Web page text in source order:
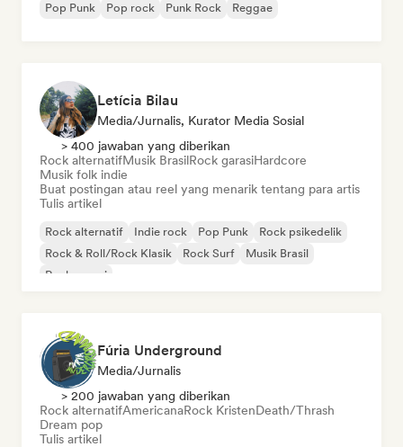
Pop Punk
Pop rock Punk Rock Reggae
Letícia Bilau
Media/Jurnalis, Kurator Media Sosial
> 400 jawaban yang diberikan
Rock alternatifMusik BrasilRock garasiHardcore
Musik folk indie
Buat postingan atau reel yang menarik tentang para artis
Tulis artikel
Rock alternatif Indie rock Pop Punk
Rock psikedelik
Rock & Roll/Rock Klasik
Rock Surf
Musik Brasil
Rock garasi
Fúria Underground
Media/Jurnalis
> 200 jawaban yang diberikan
Rock alternatifAmericanaRock KristenDeath/Thrash
Dream pop
Tulis artikel